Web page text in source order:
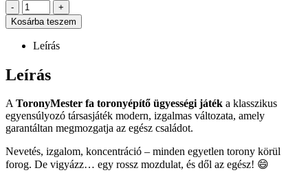
-
+
Kosárba teszem
Leírás
Leírás
AToronyMester fa toronyépítő ügyességi játék a klasszikus
egyensúlyozó társasjáték modern, izgalmas változata, amely
garantáltan megmozgatja az egész családot.
Nevetés, izgalom, koncentráció – minden egyetlen torony körül
forog. De vigyázz… egy rossz mozdulat, és dől az egész! 😄